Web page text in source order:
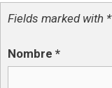
Fields marked with
Nombre *